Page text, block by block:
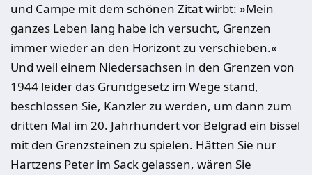
und Campe mit dem schönen Zitat wirbt: »Mein
ganzes Leben lang habe ich versucht, Grenzen
immer wieder an den Horizont zu verschieben.«
Und weil einem Niedersachsen in den Grenzen von
1944 leider das Grundgesetz im Wege stand,
beschlossen Sie, Kanzler zu werden, um dann zum
dritten Mal im 20. Jahrhundert vor Belgrad ein bissel
mit den Grenzsteinen zu spielen. Hätten Sie nur
Hartzens Peter im Sack gelassen, wären Sie